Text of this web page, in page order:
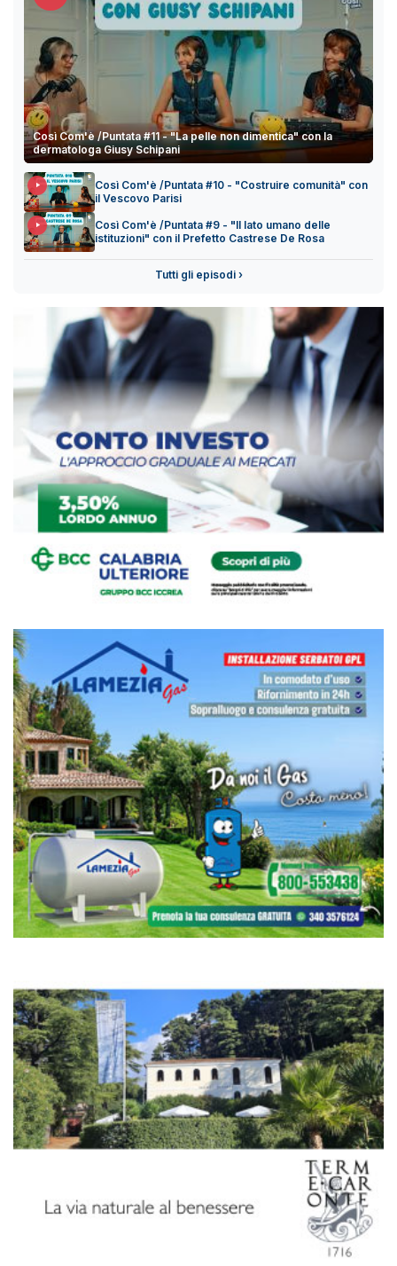
Così Com'è /Puntata #11 - "La pelle non dimentica" con la
dermatologa Giusy Schipani
Così Com'è /Puntata #10 - "Costruire comunità" con
il Vescovo Parisi
Così Com'è /Puntata #9 - "Il lato umano delle
istituzioni" con il Prefetto Castrese De Rosa
Tutti gli episodi ›